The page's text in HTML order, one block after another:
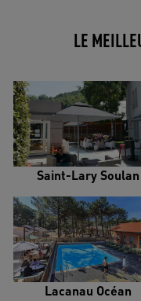
LE
Saint-Lary Soulan
Lacanau Océan